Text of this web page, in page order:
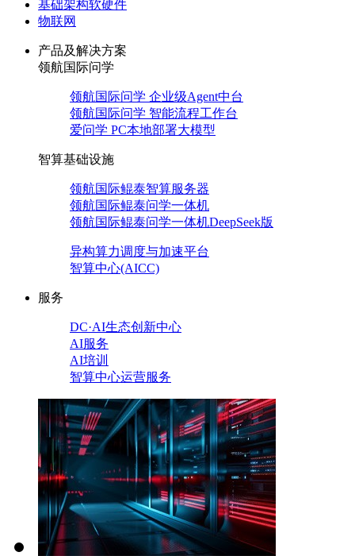
基础架构软硬件
物联网
产品及解决方案
领航国际问学
领航国际问学 企业级Agent中台
领航国际问学 智能流程工作台
爱问学 PC本地部署大模型
智算基础设施
领航国际鲲泰智算服务器
领航国际鲲泰问学一体机
领航国际鲲泰问学一体机DeepSeek版
异构算力调度与加速平台
智算中心(AICC)
服务
DC·AI生态创新中心
AI服务
AI培训
智算中心运营服务